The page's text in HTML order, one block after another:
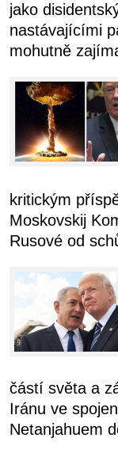
jako
nastávajícími
mohutně
kritickým
Moskovskij
Rusové od
částí světa a
Iránu ve
Netanjahuem